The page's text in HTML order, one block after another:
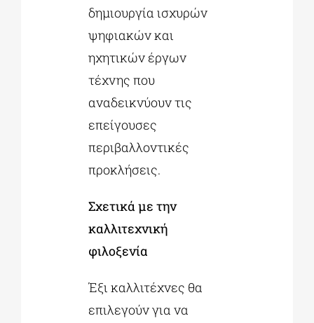
δημιουργία ισχυρών
ψηφιακών και
ηχητικών έργων
τέχνης που
αναδεικνύουν τις
επείγουσες
περιβαλλοντικές
προκλήσεις.
Σχετικά με την
καλλιτεχνική
φιλοξενία
Έξι καλλιτέχνες θα
επιλεγούν για να